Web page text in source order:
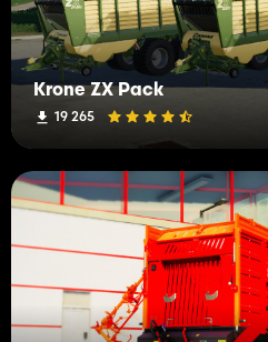
Krone ZX Pack
19 265